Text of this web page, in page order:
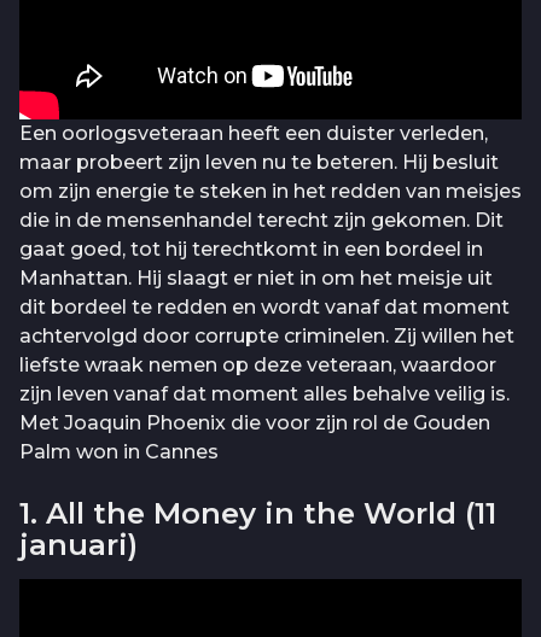
Een oorlogsveteraan heeft een duister verleden,
maar probeert zijn leven nu te beteren. Hij besluit
om zijn energie te steken in het redden van meisjes
die in de mensenhandel terecht zijn gekomen. Dit
gaat goed, tot hij terechtkomt in een bordeel in
Manhattan. Hij slaagt er niet in om het meisje uit
dit bordeel te redden en wordt vanaf dat moment
achtervolgd door corrupte criminelen. Zij willen het
liefste wraak nemen op deze veteraan, waardoor
zijn leven vanaf dat moment alles behalve veilig is.
Met Joaquin Phoenix die voor zijn rol de Gouden
Palm won in Cannes
1. All the Money in the World (11
januari)